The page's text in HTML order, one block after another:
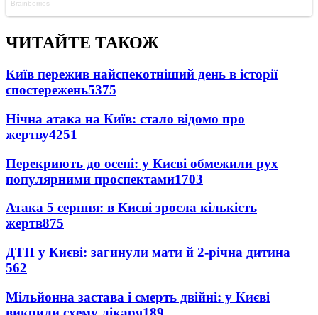
ЧИТАЙТЕ ТАКОЖ
Київ пережив найспекотніший день в історії
спостережень5375
Нічна атака на Київ: стало відомо про
жертву4251
Перекриють до осені: у Києві обмежили рух
популярними проспектами1703
Атака 5 серпня: в Києві зросла кількість
жертв875
ДТП у Києві: загинули мати й 2-річна дитина
562
Мільйонна застава і смерть двійні: у Києві